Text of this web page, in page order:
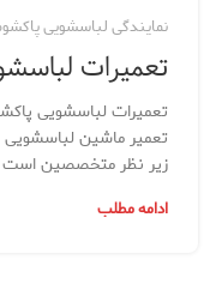
نمایندگی لباسشویی
تعمیرات
تعمیرات لباسشویی
تعمیر ماشین لباسشویی
زیر نظر متخصصین
ادامه مطلب